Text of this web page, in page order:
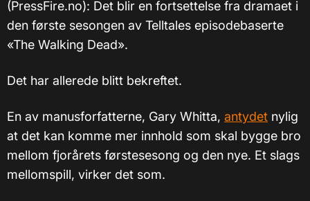
(PressFire.no): Det blir en fortsettelse fra dramaet i
den første sesongen av Telltales episodebaserte
«The Walking Dead».
Det har allerede blitt bekreftet.
En av manusforfatterne, Gary Whitta, antydet nylig
at det kan komme mer innhold som skal bygge bro
mellom fjorårets førstesesong og den nye. Et slags
mellomspill, virker det som.